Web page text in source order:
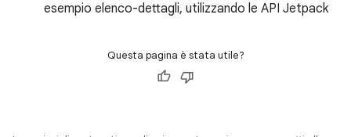
esempio elenco-dettagli, utilizzando le API Jetpack
Questa pagina è stata utile?